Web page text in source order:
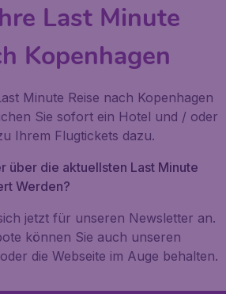
Last Minute
Kopenhagen
Minute Reise nach Kopenhagen
Sie sofort ein Hotel und / oder
Ihrem Flugtickets dazu.
über die aktuellsten Last Minute
Werden?
jetzt für unseren Newsletter an.
können Sie auch unseren
die Webseite im Auge behalten.